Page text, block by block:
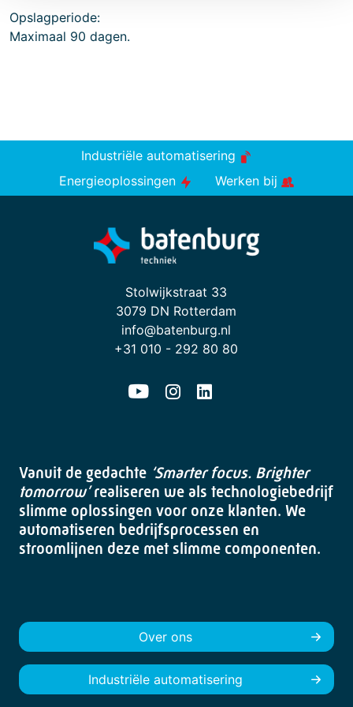
Opslagperiode:
Maximaal 90 dagen.
Industriële automatisering
Energieoplossingen
Werken bij
Stolwijkstraat 33
3079 DN Rotterdam
info@batenburg.nl
+31 010 - 292 80 80
Vanuit de gedachte ‘Smarter focus. Brighter
tomorrow’realiseren we als technologiebedrijf
slimme oplossingen voor onze klanten. We
automatiseren bedrijfsprocessen en
stroomlijnen deze met slimme componenten.
Over ons
Industriële automatisering